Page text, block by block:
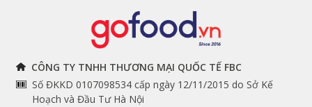
Tuyển dụng
THÔNG TIN
Chính sách và quy định
THEO DÕI NGAY
Facebook
CÔNG TY TNHH THƯƠNG MẠI QUỐC TẾ FBC
Số ĐKKD 0107098534 cấp ngày 12/11/2015 do Sở Kế
Hoạch và Đầu Tư Hà Nội